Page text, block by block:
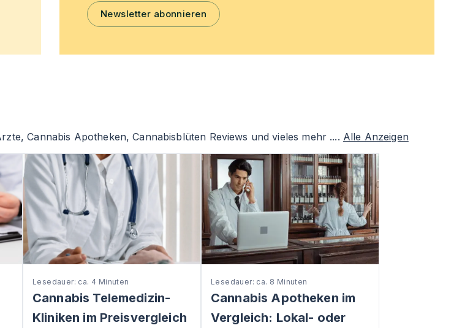
Newsletter abonnieren
Cannabis Apotheken, Cannabisblüten Reviews und vieles mehr .... Alle Anzeigen
Lesedauer: ca. 4 Minuten
Cannabis Telemedizin-
Kliniken im Preisvergleich
Lesedauer: ca. 8 Minuten
Cannabis Apotheken im
Vergleich: Lokal- oder